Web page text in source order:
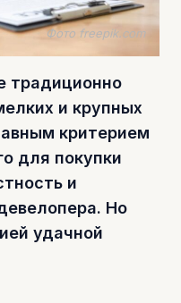
Фото freepik.com
традиционно
и крупных
критерием
для покупки
и
Но
удачной